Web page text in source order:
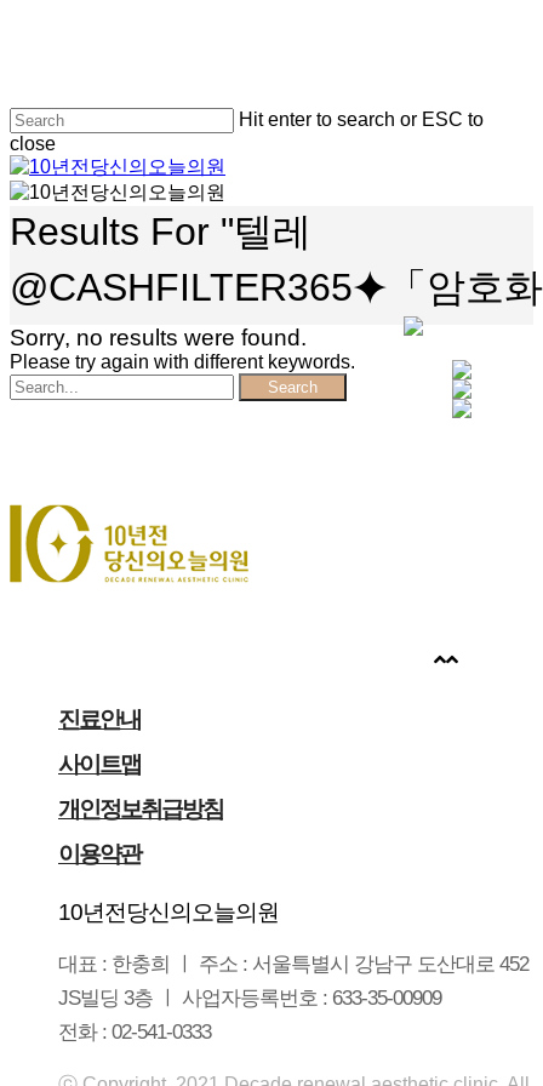
Hit enter to search or ESC to
close
Close
Search
search
Menu
Results For "텔레
@CASHFILTER365⯌「암호
Sorry, no results were found.
Please try again with different keywords.
Search
진료안내
사이트맵
개인정보취급방침
이용약관
10년전당신의오늘의원
대표 : 한충희 ㅣ 주소 : 서울특별시 강남구 도산대로 452
JS빌딩 3층 ㅣ 사업자등록번호 : 633-35-00909
전화 : 02-541-0333